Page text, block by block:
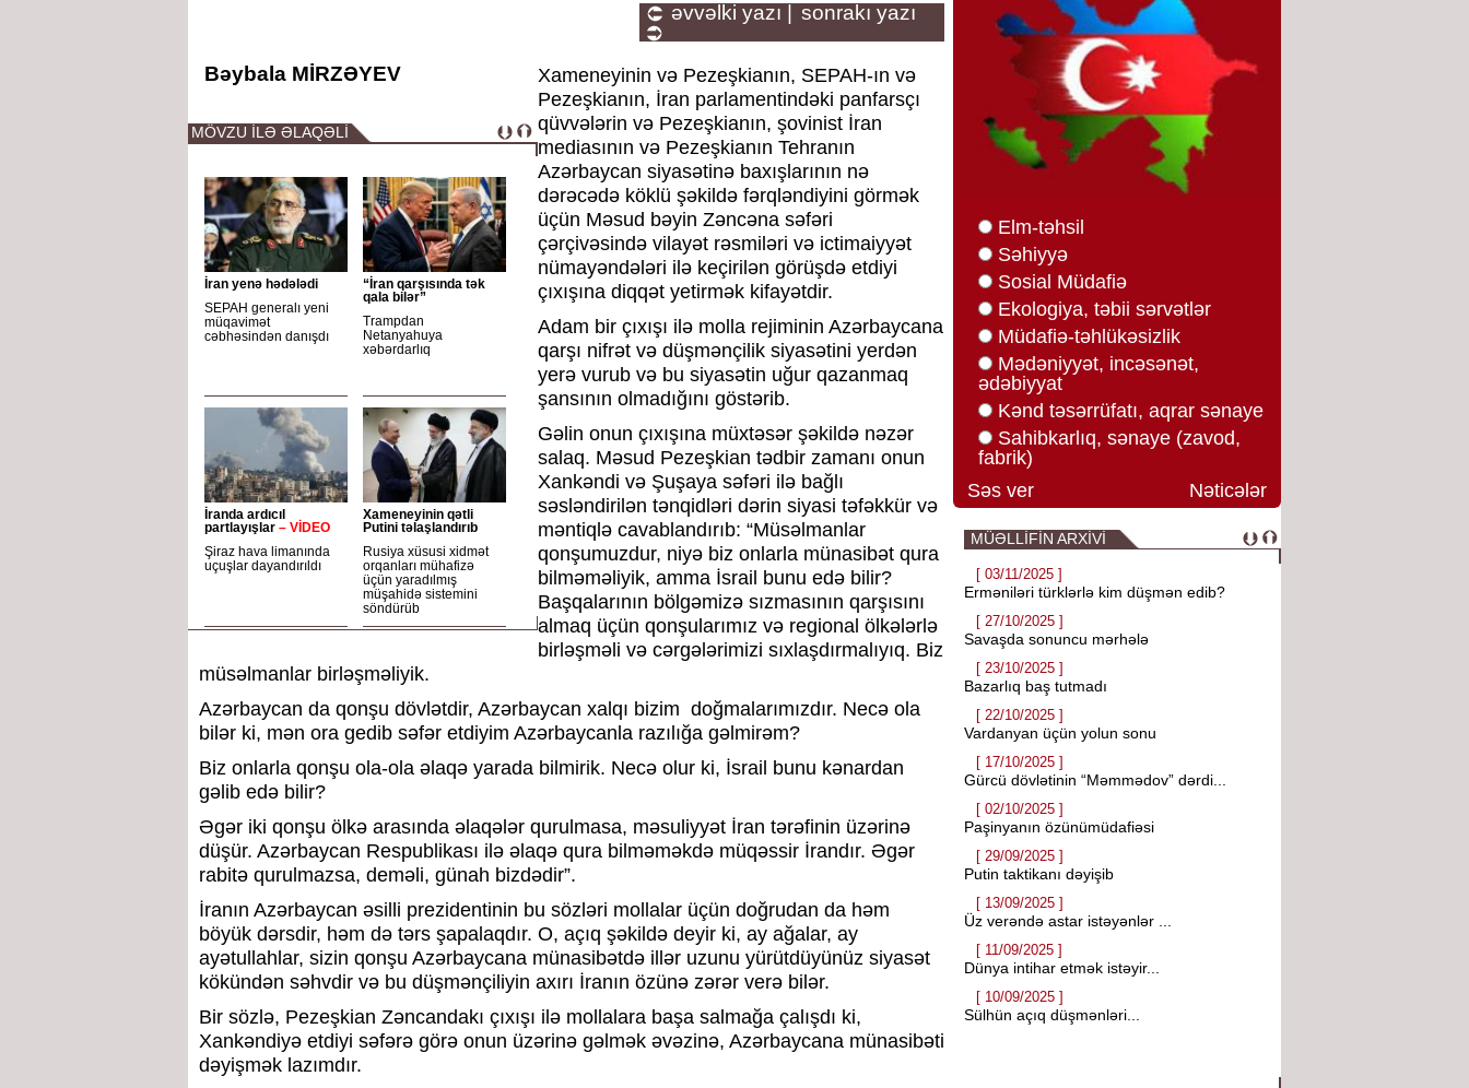
əvvəlki yazı | sonrakı yazı
Bəybala MİRZƏYEV
MÖVZU İLƏ ƏLAQƏLİ
İran yenə hədələdi
SEPAH generalı yeni
müqavimət
cəbhəsindən danışdı
“İran qarşısında tək
qala bilər”
Trampdan
Netanyahuya
xəbərdarlıq
İranda ardıcıl
partlayışlar – VİDEO
Şiraz hava limanında
uçuşlar dayandırıldı
Xameneyinin qətli
Putini təlaşlandırıb
Rusiya xüsusi xidmət
orqanları mühafizə
üçün yaradılmış
müşahidə sistemini
söndürüb
Xameneyinin və Pezeşkianın, SEPAH-ın və
Pezeşkianın, İran parlamentindəki panfarsçı
qüvvələrin və Pezeşkianın, şovinist İran
mediasının və Pezeşkianın Tehranın
Azərbaycan siyasətinə baxışlarının nə
dərəcədə köklü şəkildə fərqləndiyini görmək
üçün Məsud bəyin Zəncəna səfəri
çərçivəsində vilayət rəsmiləri və ictimaiyyət
nümayəndələri ilə keçirilən görüşdə etdiyi
çıxışına diqqət yetirmək kifayətdir.
Adam bir çıxışı ilə molla rejiminin Azərbaycana
qarşı nifrət və düşmənçilik siyasətini yerdən
yerə vurub və bu siyasətin uğur qazanmaq
şansının olmadığını göstərib.
Gəlin onun çıxışına müxtəsər şəkildə nəzər
salaq. Məsud Pezeşkian tədbir zamanı onun
Xankəndi və Şuşaya səfəri ilə bağlı
səsləndirilən tənqidləri dərin siyasi təfəkkür və
məntiqlə cavablandırıb: “Müsəlmanlar
qonşumuzdur, niyə biz onlarla münasibət qura
bilməməliyik, amma İsrail bunu edə bilir?
Başqalarının bölgəmizə sızmasının qarşısını
almaq üçün qonşularımız və regional ölkələrlə
birləşməli və cərgələrimizi sıxlaşdırmalıyıq. Biz
müsəlmanlar birləşməliyik.
Azərbaycan da qonşu dövlətdir, Azərbaycan xalqı bizim doğmalarımızdır. Necə ola
bilər ki, mən ora gedib səfər etdiyim Azərbaycanla razılığa gəlmirəm?
Biz onlarla qonşu ola-ola əlaqə yarada bilmirik. Necə olur ki, İsrail bunu kənardan
gəlib edə bilir?
Əgər iki qonşu ölkə arasında əlaqələr qurulmasa, məsuliyyət İran tərəfinin üzərinə
düşür. Azərbaycan Respublikası ilə əlaqə qura bilməməkdə müqəssir İrandır. Əgər
rabitə qurulmazsa, deməli, günah bizdədir”.
İranın Azərbaycan əsilli prezidentinin bu sözləri mollalar üçün doğrudan da həm
böyük dərsdir, həm də tərs şapalaqdır. O, açıq şəkildə deyir ki, ay ağalar, ay
ayətullahlar, sizin qonşu Azərbaycana münasibətdə illər uzunu yürütdüyünüz siyasət
kökündən səhvdir və bu düşmənçiliyin axırı İranın özünə zərər verə bilər.
Bir sözlə, Pezeşkian Zəncandakı çıxışı ilə mollalara başa salmağa çalışdı ki,
Xankəndiyə etdiyi səfərə görə onun üzərinə gəlmək əvəzinə, Azərbaycana münasibəti
dəyişmək lazımdır.
Elm-təhsil
Səhiyyə
Sosial Müdafiə
Ekologiya, təbii sərvətlər
Müdafiə-təhlükəsizlik
Mədəniyyət, incəsənət,
ədəbiyyat
Kənd təsərrüfatı, aqrar sənaye
Sahibkarlıq, sənaye (zavod,
fabrik)
Səs ver
Nəticələr
MÜƏLLİFİN ARXİVİ
[ 03/11/2025 ]
Erməniləri türklərlə kim düşmən edib?
[ 27/10/2025 ]
Savaşda sonuncu mərhələ
[ 23/10/2025 ]
Bazarlıq baş tutmadı
[ 22/10/2025 ]
Vardanyan üçün yolun sonu
[ 17/10/2025 ]
Gürcü dövlətinin “Məmmədov” dərdi...
[ 02/10/2025 ]
Paşinyanın özünümüdafiəsi
[ 29/09/2025 ]
Putin taktikanı dəyişib
[ 13/09/2025 ]
Üz verəndə astar istəyənlər ...
[ 11/09/2025 ]
Dünya intihar etmək istəyir...
[ 10/09/2025 ]
Sülhün açıq düşmənləri...